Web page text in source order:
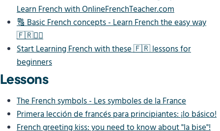
Learn French with OnlineFrenchTeacher.com
🔠 Basic French concepts - Learn French the easy way
🇫🇷✌🏽
Start Learning French with these 🇫🇷 lessons for
beginners
Lessons
The French symbols - Les symboles de la France
Primera lección de francés para principiantes: ¡lo básico!
French greeting kiss: you need to know about "la bise"!